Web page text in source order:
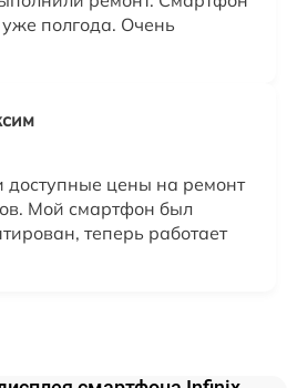
полгода. Очень
доступные цены на ремонт
Мой смартфон был
теперь работает